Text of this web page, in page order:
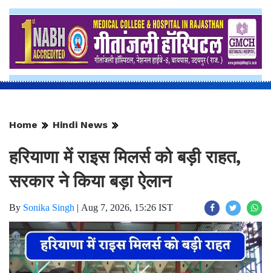
Home Hindi News
हरियाणा में राइस मिलर्स को बड़ी राहत,
सरकार ने किया बड़ा ऐलान
By Sonika Singh | Aug 7, 2026, 15:26 IST